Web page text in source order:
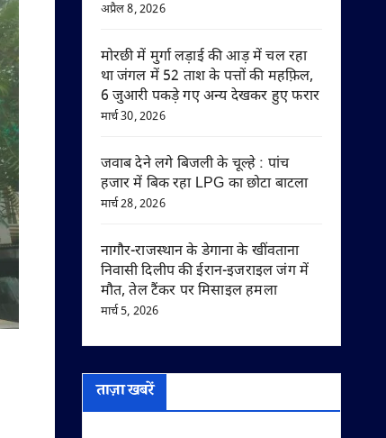
अप्रैल 8, 2026
मोरछी में मुर्गा लड़ाई की आड़ में चल रहा
था जंगल में 52 ताश के पत्तों की महफ़िल,
6 जुआरी पकड़े गए अन्य देखकर हुए फरार
मार्च 30, 2026
जवाब देने लगे बिजली के चूल्हे : पांच
हजार में बिक रहा LPG का छोटा बाटला
मार्च 28, 2026
नागौर-राजस्थान के डेगाना के खींवताना
निवासी दिलीप की ईरान-इजराइल जंग में
मौत, तेल टैंकर पर मिसाइल हमला
मार्च 5, 2026
ताज़ा खबरें